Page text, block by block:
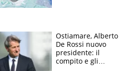
Ostiamare, Alberto
De Rossi nuovo
presidente: il
compito e gli